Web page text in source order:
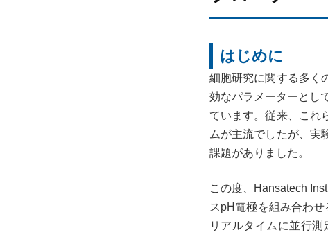
はじめに
細胞研究に関する多く
効なパラメーターとし
ています。従来、これ
ムが主流でしたが、実
課題がありました。
この度、Hansatech
スpH電極を組み合わ
リアルタイムに並行